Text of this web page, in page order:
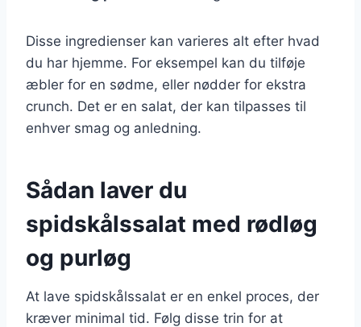
Disse ingredienser kan varieres alt efter hvad
du har hjemme. For eksempel kan du tilføje
æbler for en sødme, eller nødder for ekstra
crunch. Det er en salat, der kan tilpasses til
enhver smag og anledning.
Sådan laver du
spidskålssalat med rødløg
og purløg
At lave spidskålssalat er en enkel proces, der
kræver minimal tid. Følg disse trin for at